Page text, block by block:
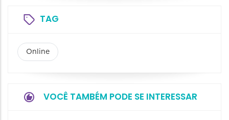
TAG
Online
VOCÊ TAMBÉM PODE SE INTERESSAR